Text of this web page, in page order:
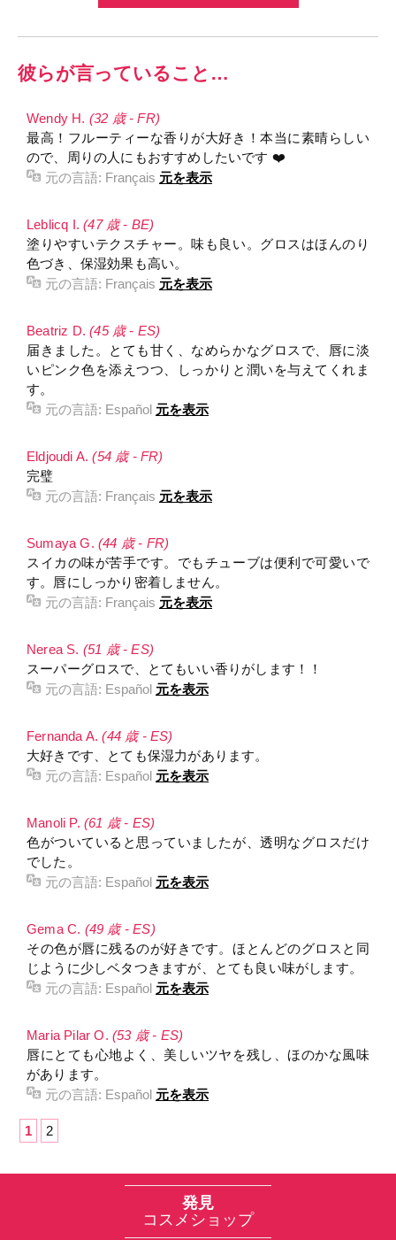
彼らが言っていること…
Wendy H. (32 歳 - FR)
最高！フルーティーな香りが大好き！本当に素晴らしい
ので、周りの人にもおすすめしたいです ❤️
元の言語: Français 元を表示
Leblicq I.(47 歳 - BE)
塗りやすいテクスチャー。味も良い。グロスはほんのり
色づき、保湿効果も高い。
元の言語: Français 元を表示
Beatriz D.(45 歳 - ES)
届きました。とても甘く、なめらかなグロスで、唇に淡
いピンク色を添えつつ、しっかりと潤いを与えてくれま
す。
元の言語: Español 元を表示
Eldjoudi A.(54 歳 - FR)
完璧
元の言語: Français 元を表示
Sumaya G. (44 歳 - FR)
スイカの味が苦手です。でもチューブは便利で可愛いで
す。唇にしっかり密着しません。
元の言語: Français 元を表示
Nerea S. (51 歳 - ES)
スーパーグロスで、とてもいい香りがします！！
元の言語: Español 元を表示
Fernanda A.(44 歳 - ES)
大好きです、とても保湿力があります。
元の言語: Español 元を表示
Manoli P. (61 歳 - ES)
色がついていると思っていましたが、透明なグロスだけ
でした。
元の言語: Español 元を表示
Gema C. (49 歳 - ES)
その色が唇に残るのが好きです。ほとんどのグロスと同
じように少しベタつきますが、とても良い味がします。
元の言語: Español 元を表示
Maria Pilar O. (53 歳 - ES)
唇にとても心地よく、美しいツヤを残し、ほのかな風味
があります。
元の言語: Español 元を表示
1 2
発見
コスメショップ